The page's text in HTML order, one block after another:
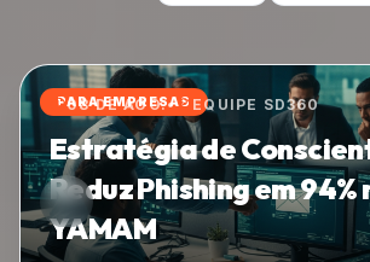
PARA EMPRESAS
08 DE AGO.• EQUIPE SD360
Ataque à Cadeia de
Suprimentos: Centenas
Pacotes npm Maliciosos
Ameaçam Windows,